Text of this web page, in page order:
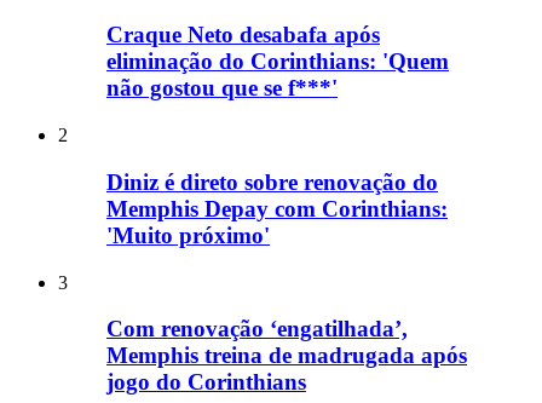
Craque Neto desabafa após
eliminação do Corinthians: 'Quem
não gostou que se f***'
2
Diniz é direto sobre renovação do
Memphis Depay com Corinthians:
'Muito próximo'
3
Com renovação ‘engatilhada’,
Memphis treina de madrugada após
jogo do Corinthians